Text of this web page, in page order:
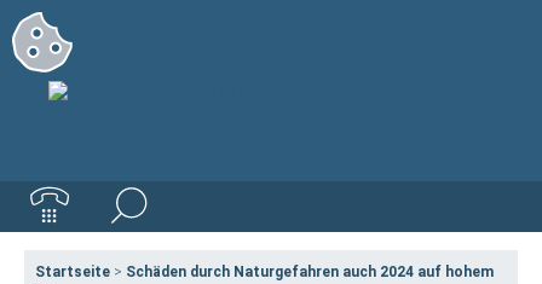
Startseite > Schäden durch Naturgefahren auch 2024 auf hohem